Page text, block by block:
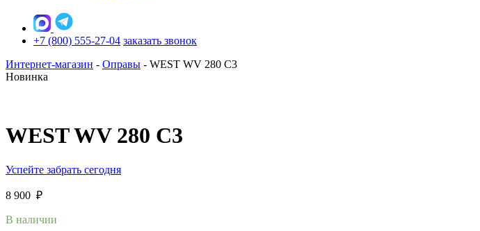
+7 (800) 555-27-04 заказать звонок
Интернет-магазин - Оправы - WEST WV 280 C3
Новинка
WEST WV 280 C3
Успейте забрать сегодня
8 900 ₽
В наличии